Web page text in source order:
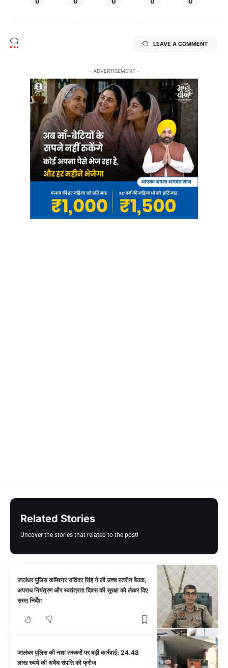
LEAVE A COMMENT
- ADVERTISEMENT -
Related Stories
Uncover the stories that related to the post!
जालंधर पुलिस कमिश्नर सतिंदर सिंह ने ली उच्च स्तरीय बैठक,
अपराध नियंत्रण और स्वतंत्रता दिवस की सुरक्षा को लेकर दिए
सख्त निर्देश
जालंधर पुलिस की नशा तस्करों पर बड़ी कार्रवाई: 24.48
लाख रुपये की अवैध संपत्ति की फ्रीज